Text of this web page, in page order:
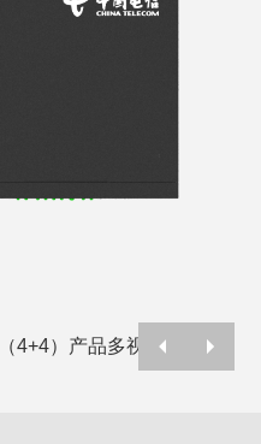
4+4）产品多视角浏览